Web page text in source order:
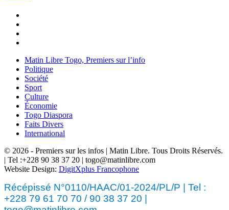
Matin Libre Togo, Premiers sur l’info
Politique
Société
Sport
Culture
Économie
Togo Diaspora
Faits Divers
International
© 2026 - Premiers sur les infos | Matin Libre. Tous Droits Réservés.
| Tel :+228 90 38 37 20 | togo@matinlibre.com
Website Design: DigitXplus Francophone
Récépissé N°0110/HAAC/01-2024/PL/P | Tel :
+228 79 61 70 70 / 90 38 37 20 |